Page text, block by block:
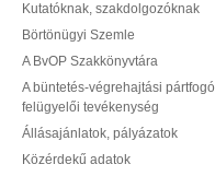
Kutatóknak, szakdolgozóknak
Börtönügyi Szemle
A BvOP Szakkönyvtára
A büntetés-végrehajtási pártfogó
felügyelői tevékenység
Állásajánlatok, pályázatok
Közérdekű adatok